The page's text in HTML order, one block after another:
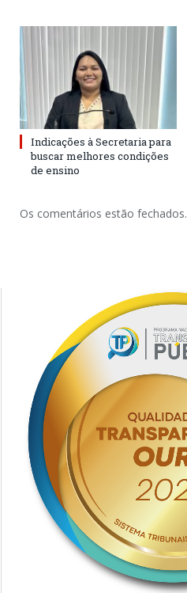
Indicações à Secretaria para
buscar melhores condições
de ensino
Os comentários estão fechados.